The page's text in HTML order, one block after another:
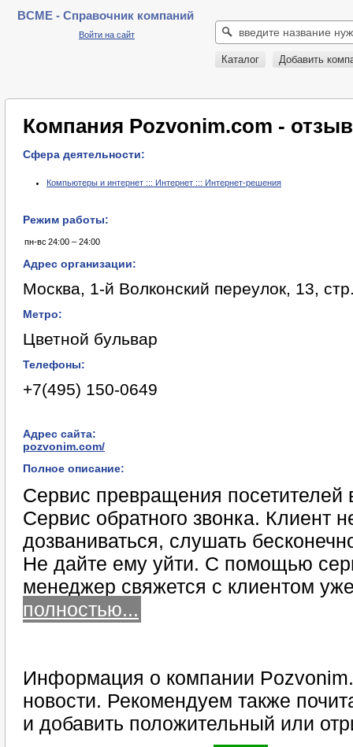
BCME - Справочник компаний
Войти на сайт
Каталог Добавить
Компания Pozvonim.com -
Сфера деятельности:
Компьютеры и интернет ::: Интернет ::: Интернет-решения
Режим работы:
пн-вс 24:00 – 24:00
Адрес организации:
Москва, 1-й Волконский переулок, 13,
Метро:
Цветной бульвар
Телефоны:
+7(495) 150-0649
Адрес сайта:
pozvonim.com/
Полное описание:
Сервис превращения посетителей
Сервис обратного звонка. Клиент
дозваниваться, слушать
Не дайте ему уйти. С помощью
менеджер свяжется с клиентом
полностью...
Информация о компании
новости. Рекомендуем также
и добавить положительный или